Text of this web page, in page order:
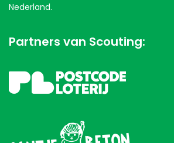
Nederland.
Partners van Scouting: